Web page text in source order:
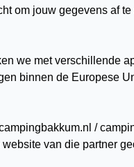
om jouw gegevens af
we met verschillende
binnen de Europese
/
van die partner